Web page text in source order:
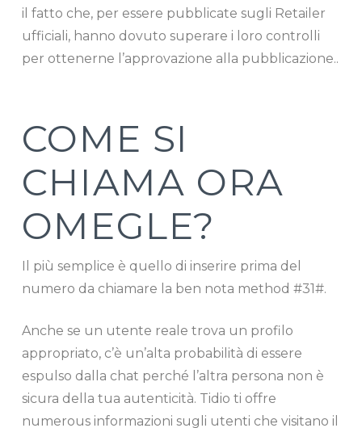
il fatto che, per essere pubblicate sugli Retailer
ufficiali, hanno dovuto superare i loro controlli
per ottenerne l’approvazione alla pubblicazione..
COME SI
CHIAMA ORA
OMEGLE?
Il più semplice è quello di inserire prima del
numero da chiamare la ben nota method #31#.
Anche se un utente reale trova un profilo
appropriato, c’è un’alta probabilità di essere
espulso dalla chat perché l’altra persona non è
sicura della tua autenticità. Tidio ti offre
numerous informazioni sugli utenti che visitano il